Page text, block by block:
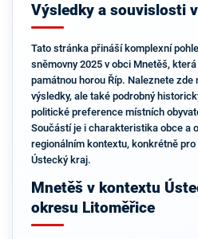
Výsledky a souvislosti
Tato stránka přináší komplexní
sněmovny 2025 v obci Mnetěš,
památnou horou Říp. Naleznete zde
výsledky, ale také podrobný
politické preference místních
Součástí je i charakteristika obce a
regionálním kontextu, konkrétně
Ústecký kraj.
Mnetěš v kontextu
okresu Litoměřice